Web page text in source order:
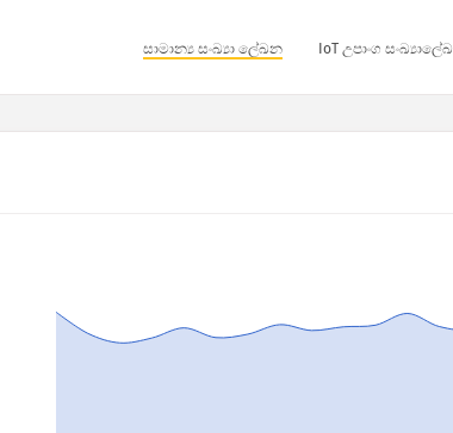
සාමාන්‍ය සංඛ්‍යා ලේඛන IoT උපාංග